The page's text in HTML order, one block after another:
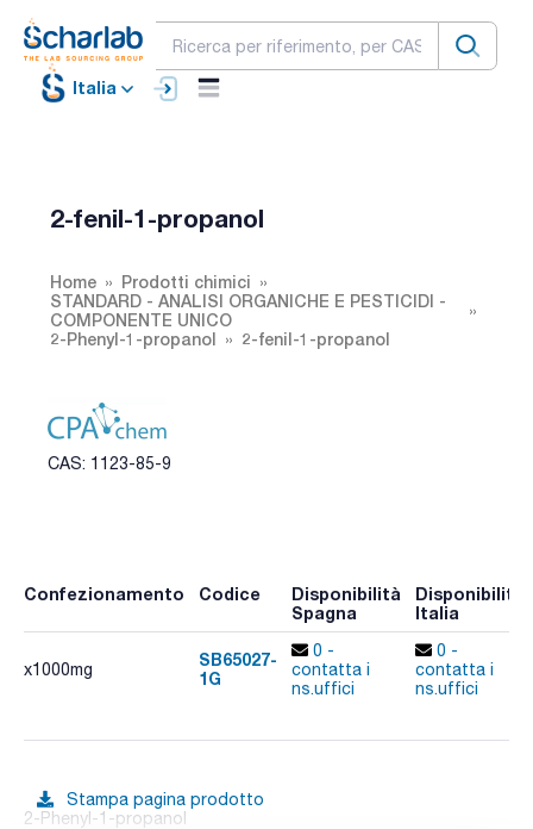
Italia
2-fenil-1-propanol
Home
Prodotti chimici
STANDARD - ANALISI ORGANICHE E PESTICIDI -
COMPONENTE UNICO
2-Phenyl-1-propanol
2-fenil-1-propanol
CAS: 1123-85-9
Confezionamento Codice
Disponibilità
Spagna
Disponibilità
Italia
x1000mg
SB65027-
1G
0 -
contatta i
ns.uffici
0 -
contatta i
ns.uffici
Stampa pagina prodotto
2-Phenyl-1-propanol